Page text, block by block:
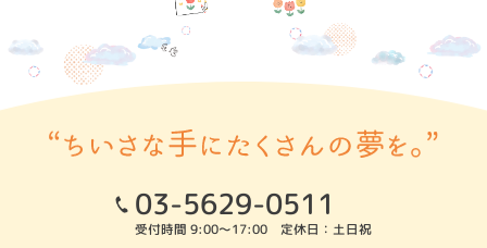
03-5629-0511
受付時間 9:00～17:00 定休日：土日祝